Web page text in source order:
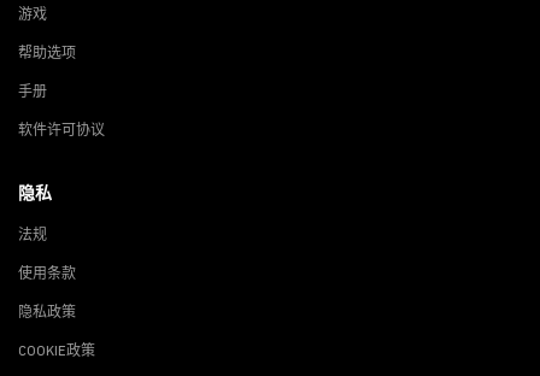
游戏
帮助选项
手册
软件许可协议
隐私
法规
使用条款
隐私政策
COOKIE政策